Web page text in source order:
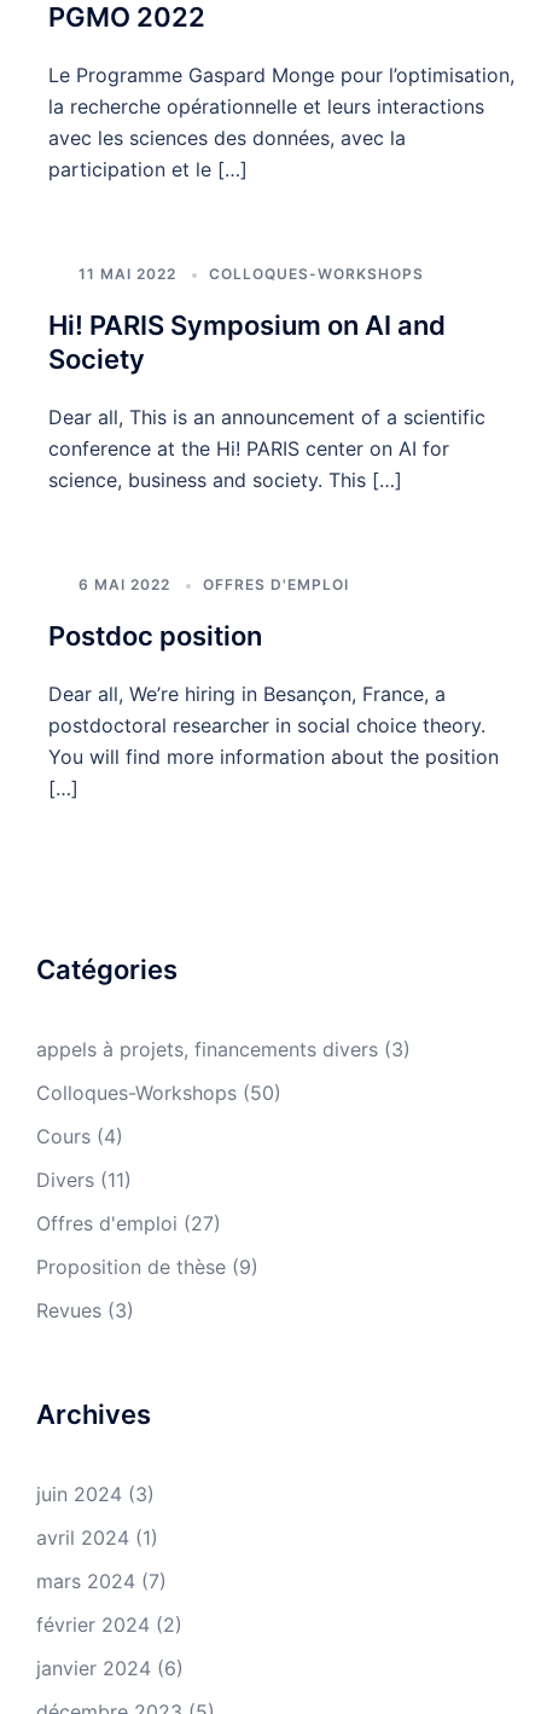
PGMO 2022
Le Programme Gaspard Monge pour l’optimisation,
la recherche opérationnelle et leurs interactions
avec les sciences des données, avec la
participation et le […]
11 MAI 2022 COLLOQUES-WORKSHOPS
Hi! PARIS Symposium on AI and
Society
Dear all, This is an announcement of a scientific
conference at the Hi! PARIS center on AI for
science, business and society. This […]
6 MAI 2022 OFFRES D'EMPLOI
Postdoc position
Dear all, We’re hiring in Besançon, France, a
postdoctoral researcher in social choice theory.
You will find more information about the position
[…]
Catégories
appels à projets, financements divers (3)
Colloques-Workshops (50)
Cours (4)
Divers (11)
Offres d'emploi (27)
Proposition de thèse (9)
Revues (3)
Archives
juin 2024 (3)
avril 2024 (1)
mars 2024 (7)
février 2024 (2)
janvier 2024 (6)